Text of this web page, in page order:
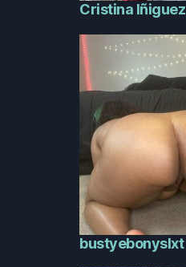
Cristina Iñiguez
bustyebonyslxt